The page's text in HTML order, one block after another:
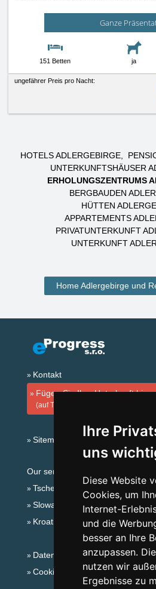
Ihre
uns
Diese Website
Cookies, um
Internet-
und die
besser an Ihre
anzupassen.
nutzen wir
Ergebnisse zu
Ganze
151 Betten ja
ungefährer Preis pro Nacht:
HOTELS ADLERGEBIRGE
UNTERKUNFTSHÄUSER
ERHOLUNGSZENTRUMS
BERGBAUDEN
HÜTTEN
APPARTEMENTS
PRIVATUNTERKUNFT
UNTERKUNFT
Home Adlergebirge und
Kontakt
Fügen Sie Ihre Unterkunft hinzu
(auf Tschechisch)
Sitemap
Our servers:
Tschechische Gebirge
Slowakische Gebirge
Kroatien
Datenschutz
Cookies